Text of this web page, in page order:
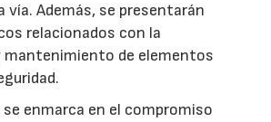
vía. Además, se presentarán
relacionados con la
de elementos
enmarca en el compromiso